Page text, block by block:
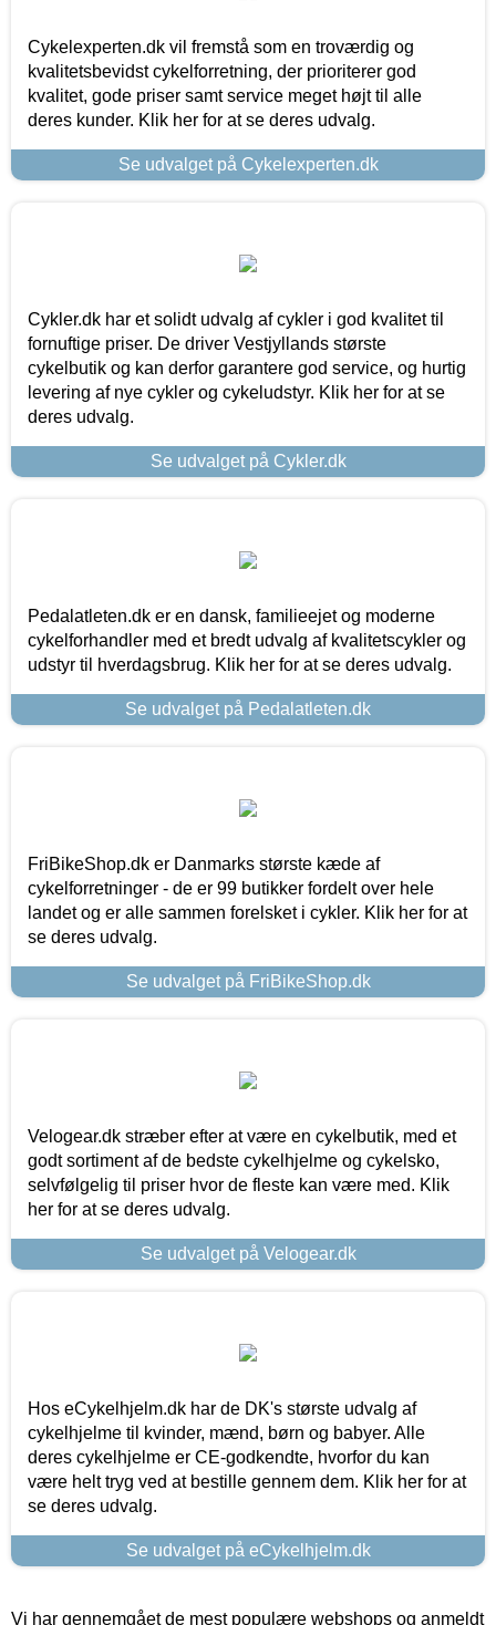
Cykelexperten.dk vil fremstå som en troværdig og
kvalitetsbevidst cykelforretning, der prioriterer god
kvalitet, gode priser samt service meget højt til alle
deres kunder. Klik her for at se deres udvalg.
Se udvalget på Cykelexperten.dk
Cykler.dk har et solidt udvalg af cykler i god kvalitet til
fornuftige priser. De driver Vestjyllands største
cykelbutik og kan derfor garantere god service, og hurtig
levering af nye cykler og cykeludstyr. Klik her for at se
deres udvalg.
Se udvalget på Cykler.dk
Pedalatleten.dk er en dansk, familieejet og moderne
cykelforhandler med et bredt udvalg af kvalitetscykler og
udstyr til hverdagsbrug. Klik her for at se deres udvalg.
Se udvalget på Pedalatleten.dk
FriBikeShop.dk er Danmarks største kæde af
cykelforretninger - de er 99 butikker fordelt over hele
landet og er alle sammen forelsket i cykler. Klik her for at
se deres udvalg.
Se udvalget på FriBikeShop.dk
Velogear.dk stræber efter at være en cykelbutik, med et
godt sortiment af de bedste cykelhjelme og cykelsko,
selvfølgelig til priser hvor de fleste kan være med. Klik
her for at se deres udvalg.
Se udvalget på Velogear.dk
Hos eCykelhjelm.dk har de DK's største udvalg af
cykelhjelme til kvinder, mænd, børn og babyer. Alle
deres cykelhjelme er CE-godkendte, hvorfor du kan
være helt tryg ved at bestille gennem dem. Klik her for at
se deres udvalg.
Se udvalget på eCykelhjelm.dk
Vi har gennemgået de mest populære webshops og anmeldt